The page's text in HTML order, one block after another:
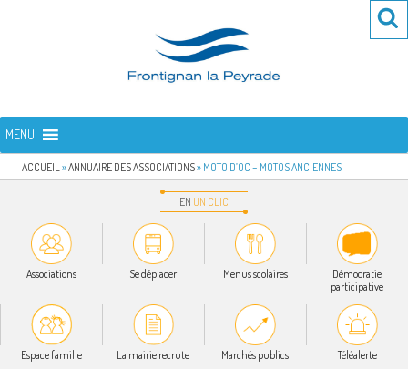
FRONTIGNAN LA PEYRADE
MENU
ACCUEIL »ANNUAIRE DES ASSOCIATIONS» MOTO D’OC – MOTOS ANCIENNES
EN UN CLIC
Associations Se déplacer Menus scolaires
Démocratie
participative
Espace famille La mairie recrute Marchés publics Téléalerte